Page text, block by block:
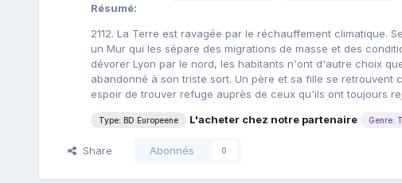
Résumé:
2112. La Terre est ravagée par le réchauffement climatique.
un Mur qui les sépare des migrations de masse et des
dévorer Lyon par le nord, les habitants n'ont d'autre choix
abandonné à son triste sort. Un père et sa fille se
espoir de trouver refuge auprès de ceux qu'ils ont toujours
Type: BD Europeene L'acheter chez notre partenaire Genre:
Share Abonnés 0